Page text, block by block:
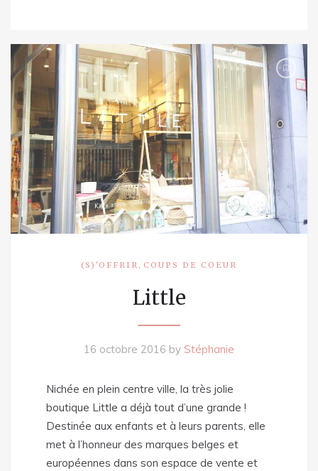
(S)'OFFRIR , COUPS DE COEUR
Little
16 octobre 2016 by Stéphanie
Nichée en plein centre ville, la très jolie
boutique Little a déjà tout d’une grande !
Destinée aux enfants et à leurs parents, elle
met à l’honneur des marques belges et
européennes dans son espace de vente et